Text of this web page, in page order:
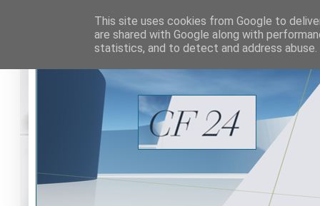
This site uses cookies from Google to
are shared with Google along with
statistics, and to detect and address abuse.